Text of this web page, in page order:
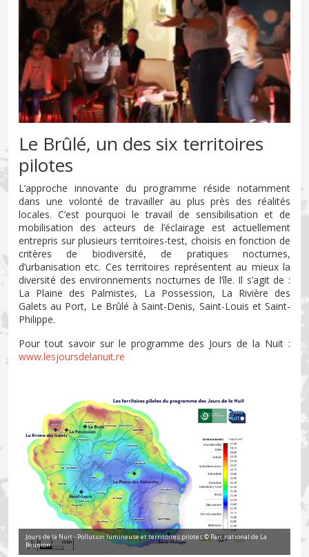
Le Brûlé, un des six territoires
pilotes
L’approche innovante du programme réside notamment
dans une volonté de travailler au plus près des réalités
locales. C’est pourquoi le travail de sensibilisation et de
mobilisation des acteurs de l’éclairage est actuellement
entrepris sur plusieurs territoires-test, choisis en fonction de
critères de biodiversité, de pratiques nocturnes,
d’urbanisation etc. Ces territoires représentent au mieux la
diversité des environnements nocturnes de l’île. Il s’agit de :
La Plaine des Palmistes, La Possession, La Rivière des
Galets au Port, Le Brûlé à Saint-Denis, Saint-Louis et Saint-
Philippe.
Pour tout savoir sur le programme des Jours de la Nuit :
www.lesjoursdelanuit.re
Jours de la Nuit - Pollution lumineuse et territoires pilotes © Parc national de La
Réunion